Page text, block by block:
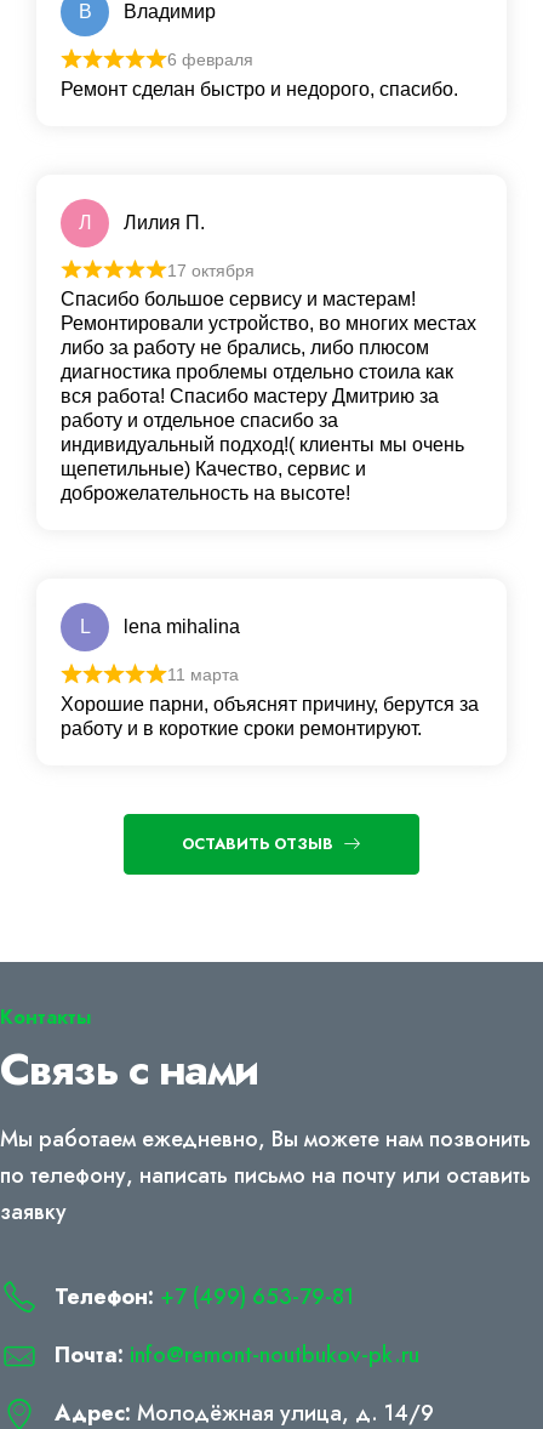
В Владимир
6 февраля
Ремонт сделан быстро и недорого, спасибо.
Л Лилия П.
17 октября
Спасибо большое сервису и мастерам!
Ремонтировали устройство, во многих местах
либо за работу не брались, либо плюсом
диагностика проблемы отдельно стоила как
вся работа! Спасибо мастеру Дмитрию за
работу и отдельное спасибо за
индивидуальный подход!( клиенты мы очень
щепетильные) Качество, сервис и
доброжелательность на высоте!
L lena mihalina
11 марта
Хорошие парни, объяснят причину, берутся за
работу и в короткие сроки ремонтируют.
ОСТАВИТЬ ОТЗЫВ
Контакты
Связь с нами
Мы работаем ежедневно, Вы можете нам позвонить
по телефону, написать письмо на почту или оставить
заявку
Телефон: +7 (499) 653-79-81
Почта: info@remont-noutbukov-pk.ru
Адрес: Молодёжная улица, д. 14/9